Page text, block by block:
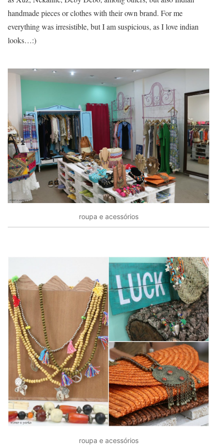
handmade pieces or clothes with their own brand. For me
everything was irresistible, but I am suspicious, as I love indian
looks…:)
roupa e acessórios
roupa e acessórios